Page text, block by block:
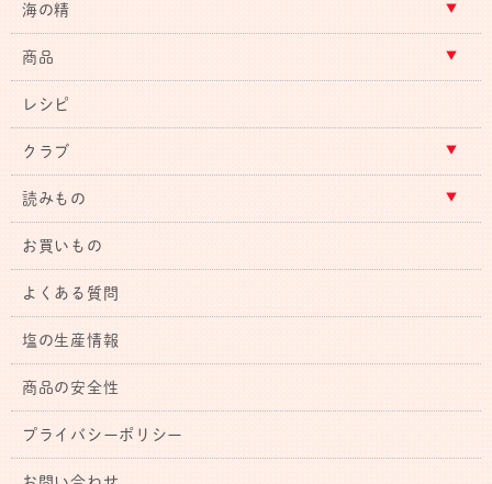
海の精
商品
レシピ
クラブ
読みもの
お買いもの
よくある質問
塩の生産情報
商品の安全性
プライバシーポリシー